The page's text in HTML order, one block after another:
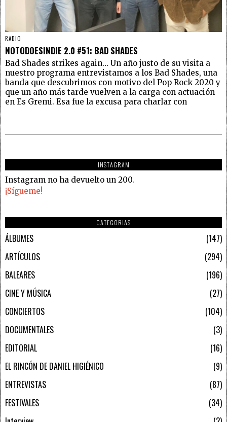
RADIO
NOTODOESINDIE 2.0 #51: BAD SHADES
Bad Shades strikes again… Un año justo de su visita a
nuestro programa entrevistamos a los Bad Shades, una
banda que descubrimos con motivo del Pop Rock 2020 y
que un año más tarde vuelven a la carga con actuación
en Es Gremi. Esa fue la excusa para charlar con
INSTAGRAM
Instagram no ha devuelto un 200.
¡Sígueme!
CATEGORIAS
ÁLBUMES
147
ARTÍCULOS
294
BALEARES
196
CINE Y MÚSICA
27
CONCIERTOS
104
DOCUMENTALES
3
EDITORIAL
16
EL RINCÓN DE DANIEL HIGIÉNICO
9
ENTREVISTAS
87
FESTIVALES
34